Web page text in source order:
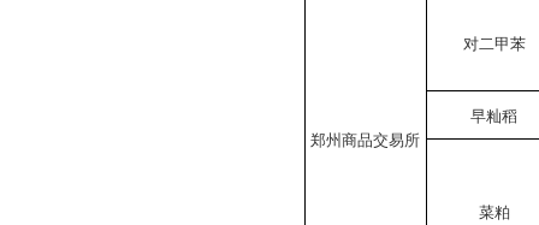
郑州商品交易所
对二甲苯
早籼稻
菜粕